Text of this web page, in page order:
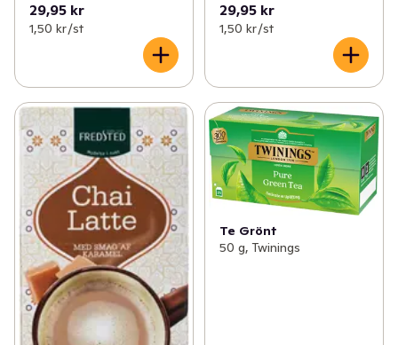
29,95 kr
1,50 kr /st
29,95 kr
1,50 kr /st
Te Grönt
50 g, Twinings